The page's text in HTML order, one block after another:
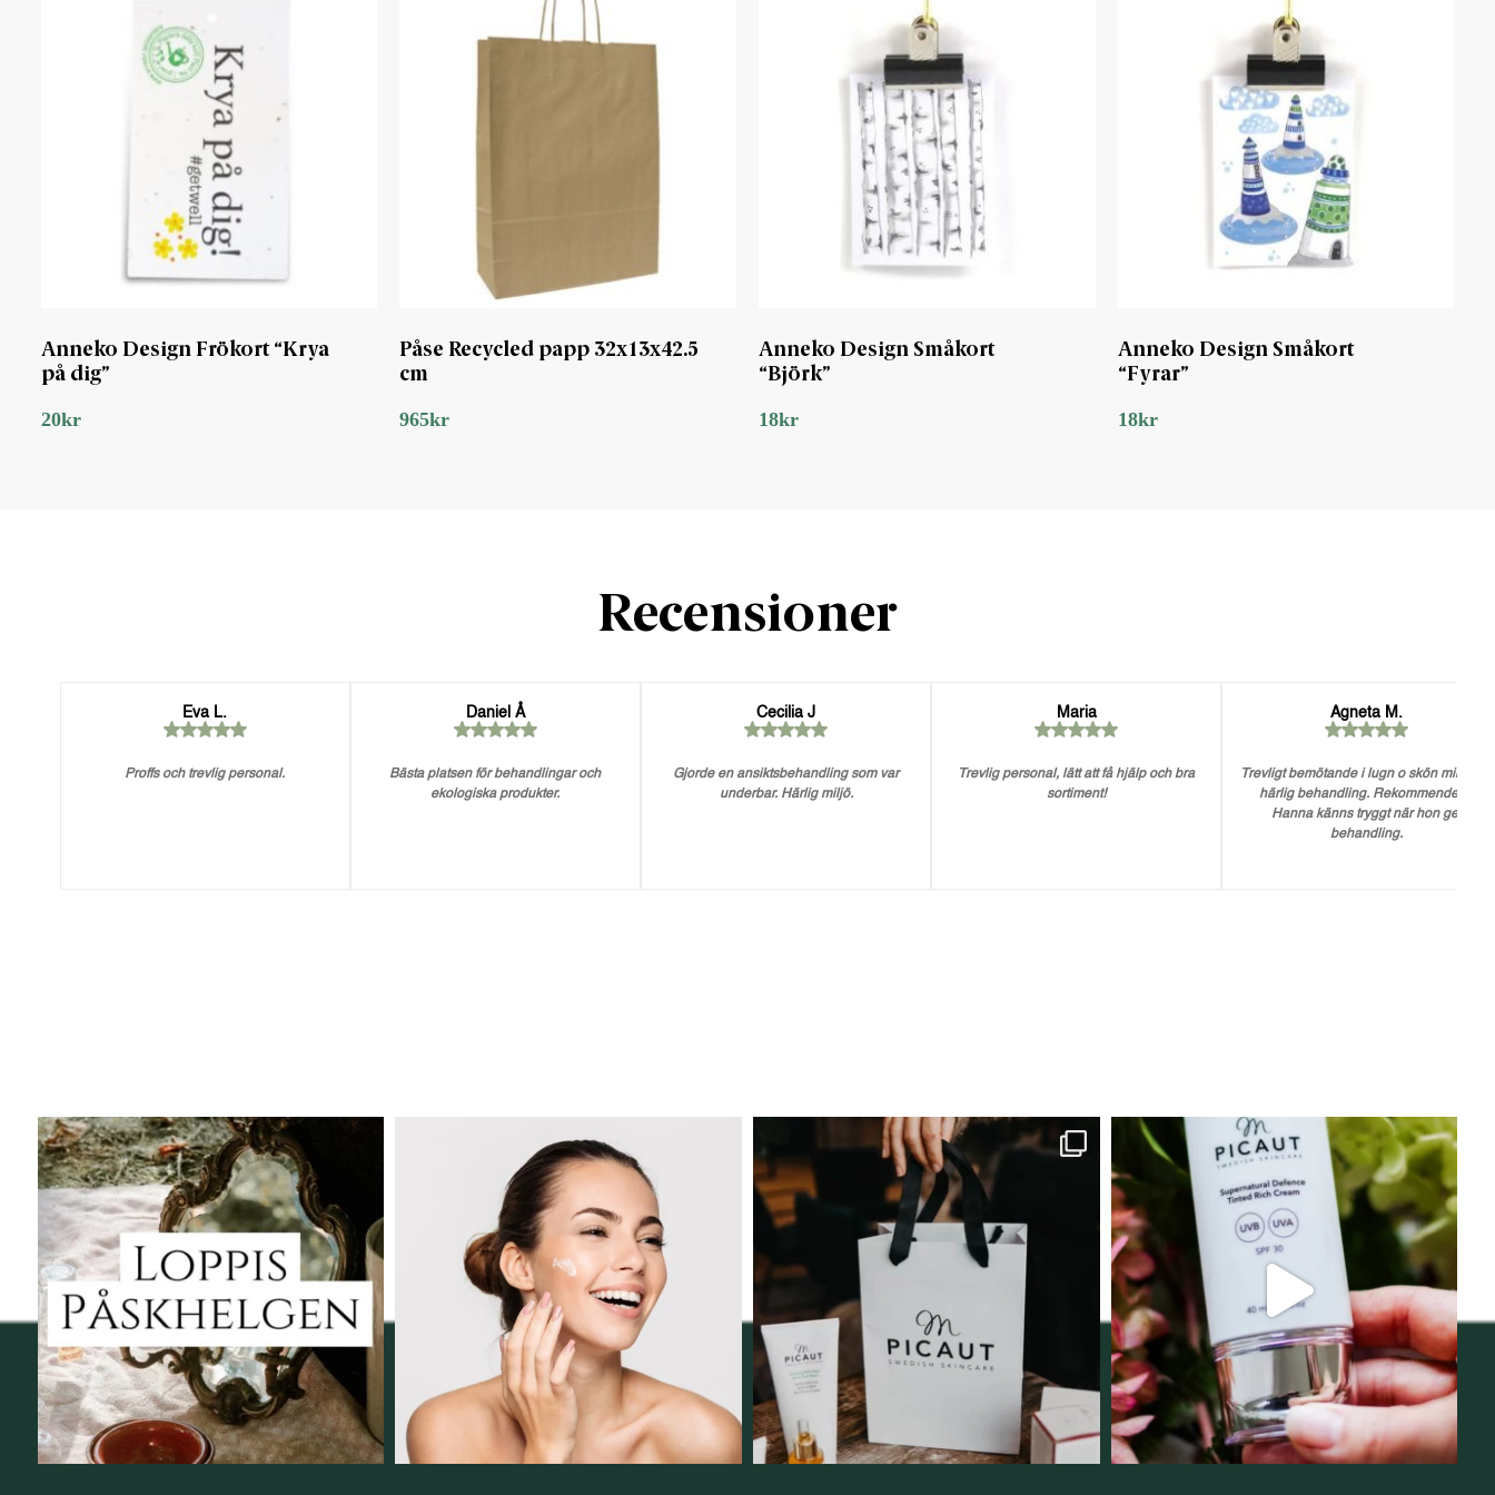
Anneko Design Frökort “Krya
på dig”
20kr
Påse Recycled papp 32x13x42.5
cm
965kr
Anneko Design Småkort
“Björk”
18kr
Anneko Design Småkort
“Fyrar”
18kr
Recensioner
Eva L.
Proffs och trevlig personal.
Daniel Å
Bästa platsen för behandlingar och
ekologiska produkter.
Cecilia J
Gjorde en ansiktsbehandling som var
underbar. Härlig miljö.
Maria
Trevlig personal, lätt att få hjälp och bra
sortiment!
Agneta M.
Trevligt bemötande i lugn o skön miljö. En
härlig behandling. Rekommenderar
Hanna känns tryggt när hon ger
behandling.
Vi skall ha loppis!
I Vellnez anda;...
6
Behandlingserbjudande februari-
mars!
Vi...
2
Vellnez – din samlingsplats för
personlig handel i
12 0
Njut av solens härliga strålar men
skydda dig
...
12